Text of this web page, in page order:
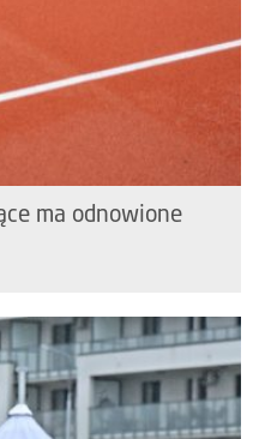
ma odnowione